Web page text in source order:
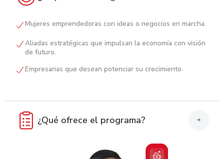
Mujeres emprendedoras con ideas o negocios en marcha.
Aliadas estratégicas que impulsan la economía con visión
de futuro.
Empresarias que desean potenciar su crecimiento.
¿Qué ofrece el programa? +
Formación en liderazgo, finanzas y digitalización.